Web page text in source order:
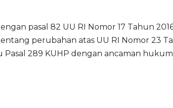
pasal 82 UU RI Nomor 17 Tahun
perubahan atas UU RI Nomor 23
289 KUHP dengan ancaman